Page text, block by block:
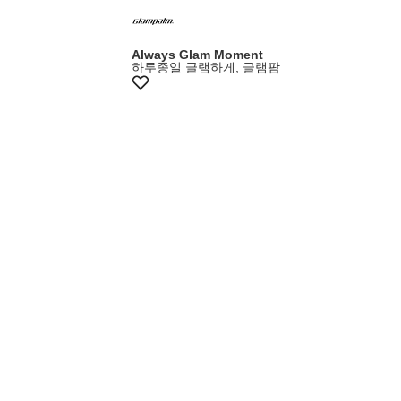
Always Glam Moment
하루종일 글램하게, 글램팜